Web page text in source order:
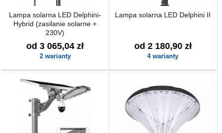
Lampa solarna LED Delphini-
Hybrid (zasilanie solarne +
230V)
od 3 065,04 zł
2 warianty
Lampa solarna LED Delphini II
od 2 180,90 zł
4 warianty